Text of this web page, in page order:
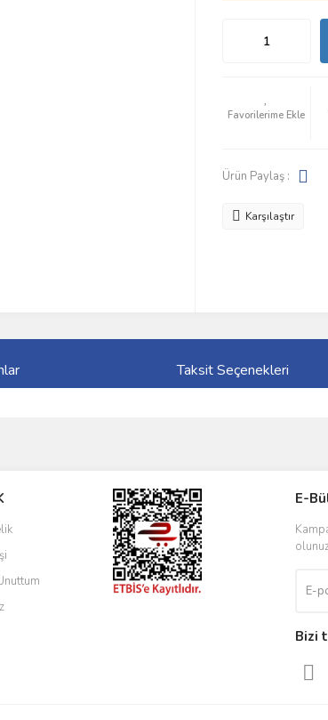
Ürün Paylaş :
Karşılaştır
Taksit Seçenekleri
Yorum Yaz
E-
Bizi